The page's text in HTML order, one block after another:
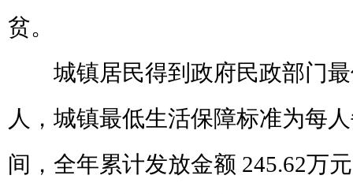
贫。
城镇居民得到政府民政部门
人，城镇最低生活保障标准为每
间，全年累计发放金额 245.62万